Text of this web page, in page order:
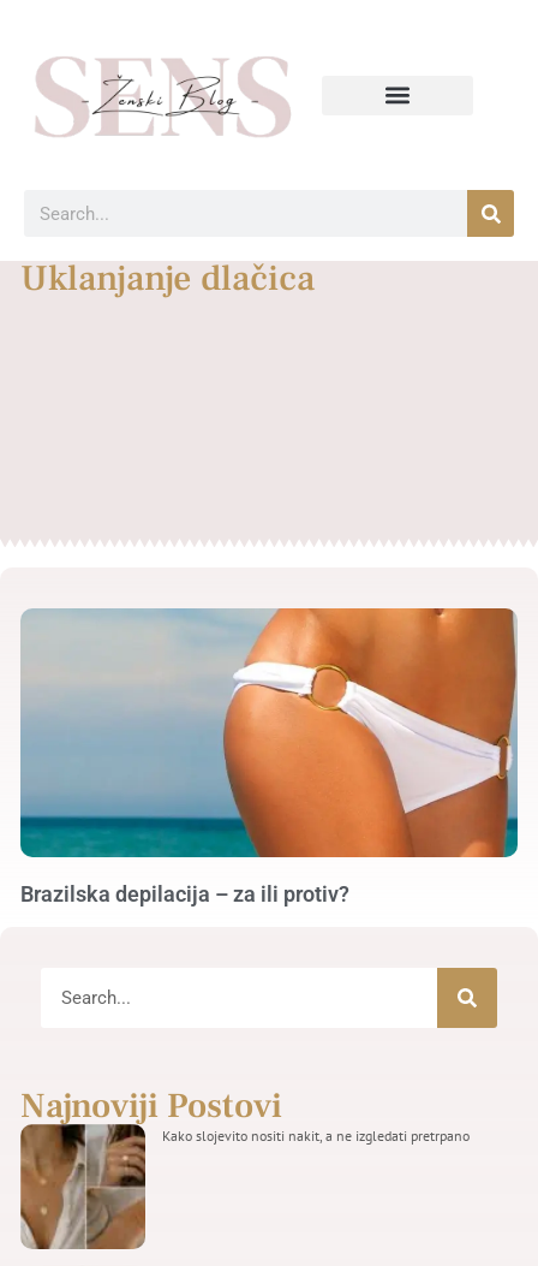
Uklanjanje dlačica
Brazilska depilacija – za ili protiv?
Najnoviji Postovi
Kako slojevito nositi nakit, a ne izgledati pretrpano